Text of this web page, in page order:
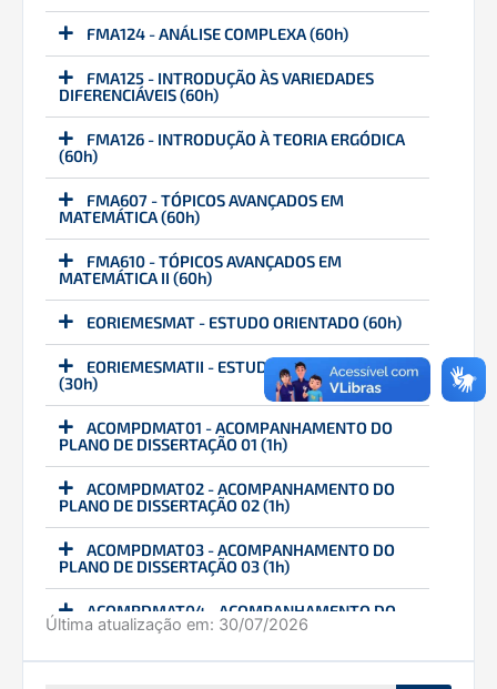
FMA124 - ANÁLISE COMPLEXA (60h)
FMA125 - INTRODUÇÃO ÀS VARIEDADES
DIFERENCIÁVEIS (60h)
FMA126 - INTRODUÇÃO À TEORIA ERGÓDICA
(60h)
FMA607 - TÓPICOS AVANÇADOS EM
MATEMÁTICA (60h)
FMA610 - TÓPICOS AVANÇADOS EM
MATEMÁTICA II (60h)
EORIEMESMAT - ESTUDO ORIENTADO (60h)
EORIEMESMATII - ESTUDO ORIENTADO II
(30h)
ACOMPDMAT01 - ACOMPANHAMENTO DO
PLANO DE DISSERTAÇÃO 01 (1h)
ACOMPDMAT02 - ACOMPANHAMENTO DO
PLANO DE DISSERTAÇÃO 02 (1h)
ACOMPDMAT03 - ACOMPANHAMENTO DO
PLANO DE DISSERTAÇÃO 03 (1h)
ACOMPDMAT04 - ACOMPANHAMENTO DO
PLANO DE DISSERTAÇÃO 04 (1h)
Última atualização em: 30/07/2026